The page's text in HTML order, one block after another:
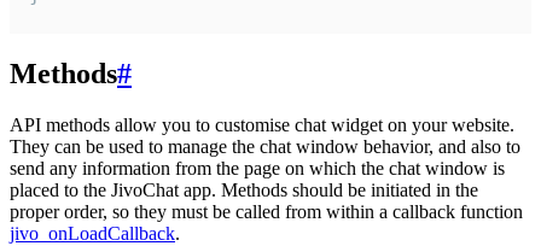
Methods#
API methods allow you to customise chat widget on your website.
They can be used to manage the chat window behavior, and also to
send any information from the page on which the chat window is
placed to the JivoChat app. Methods should be initiated in the
proper order, so they must be called from within a callback function
jivo_onLoadCallback.